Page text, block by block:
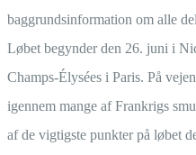
baggrundsinformation om alle
Løbet begynder den 26. juni i
Champs-Élysées i Paris. På
igennem mange af Frankrigs
af de vigtigste punkter på løbet